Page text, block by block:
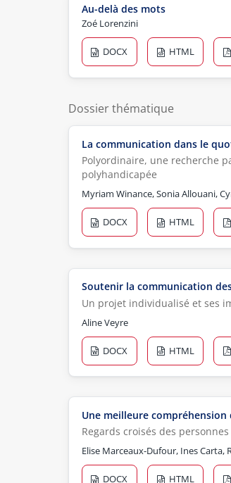
Au-delà des mots
Zoé Lorenzini
DOCX
HTML
Dossier thématique
La communication dans le
Polyordinaire, une recherche
polyhandicapée
Myriam Winance, Sonia Allouani,
DOCX
HTML
Soutenir la communication
Un projet individualisé et ses
Aline Veyre
DOCX
HTML
Une meilleure
Regards croisés des
Elise Marceaux-Dufour, Ines Carta,
DOCX
HTML